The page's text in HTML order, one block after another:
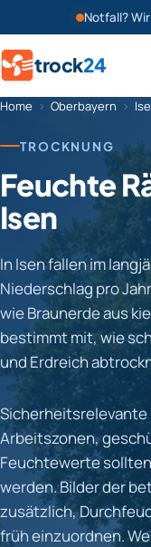
Notfall?
trock24
Home › Oberbayern ›
TROCKNUNG
Feuchte
Isen
In Isen fallen im
Niederschlag pro
wie Braunerde aus
bestimmt mit, wie
und Erdreich
Arbeitszonen,
Feuchtewerte
werden. Bilder der
zusätzlich,
früh einzuordnen.